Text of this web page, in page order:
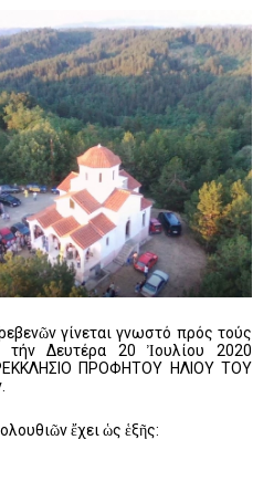
γίνεται γνωστό πρός τούς
τήν Δευτέρα 20 Ἰουλίου 2020
ΠΡΟΦΗΤΟΥ ΗΛΙΟΥ ΤΟΥ
ἔχει ὡς ἑξῆς: